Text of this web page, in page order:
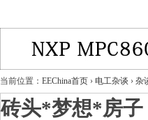
当前位置： EEChina首页 › 电工杂谈 › 杂
砖头*梦想*房子